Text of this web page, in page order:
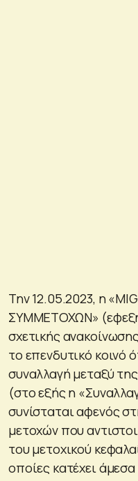
Την 12.05.2023, η
ΣΥΜΜΕΤΟΧΩΝ»
σχετικής
το επενδυτικό κοινό
συναλλαγή μεταξύ
(στο εξής η
συνίσταται αφενός
μετοχών που
του μετοχικού
οποίες κατέχει